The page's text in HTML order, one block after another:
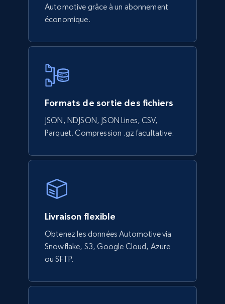
Automotive grâce à un abonnement
économique.
Formats de sortie des fichiers
JSON, NDJSON, JSON Lines, CSV,
Parquet. Compression .gz facultative.
Livraison flexible
Obtenez les données Automotive via
Snowflake, S3, Google Cloud, Azure
ou SFTP.